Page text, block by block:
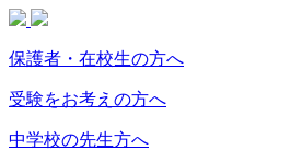
保護者・在校生の方へ
受験をお考えの方へ
中学校の先生方へ